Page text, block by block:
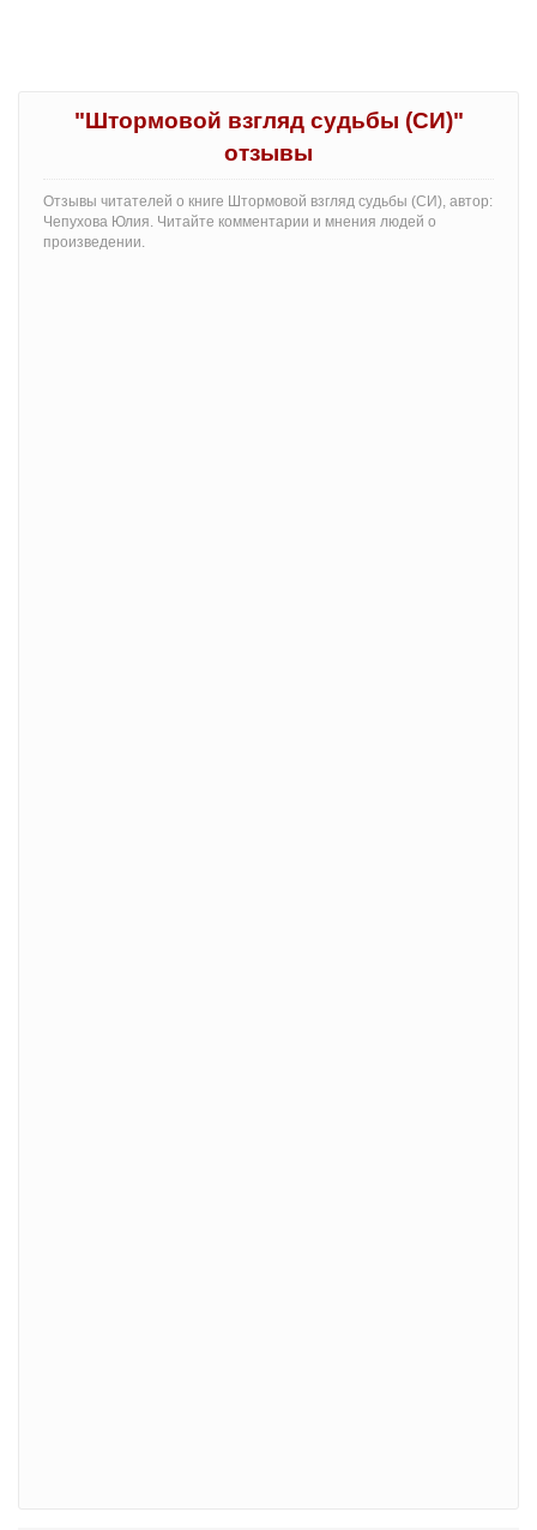
"Штормовой взгляд судьбы (СИ)"
отзывы
Отзывы читателей о книге Штормовой взгляд судьбы (СИ), автор:
Чепухова Юлия. Читайте комментарии и мнения людей о
произведении.